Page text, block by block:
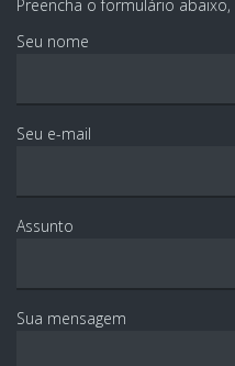
Preencha o formulário
Seu nome
Seu e-mail
Assunto
Sua mensagem